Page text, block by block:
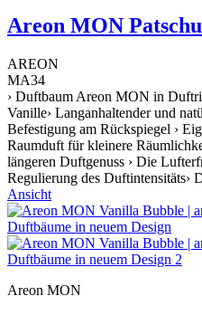
Areon MON
AREON
MA34
› Duftbaum Areon MON in
Vanille› Langanhaltender und
Befestigung am Rückspiegel ›
Raumduft für kleinere
längeren Duftgenuss › Die
Regulierung des Duftintensitäts›
Ansicht
Areon MON